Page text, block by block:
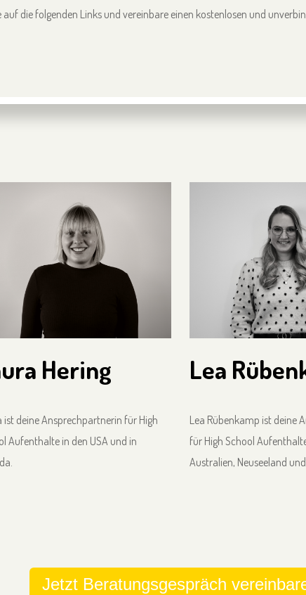
auf die folgenden Links und vereinbare einen kostenlosen und
Hering
ist deine Ansprechpartnerin für High
Aufenthalte in den USA und in
Lea
Lea Rübenkamp ist deine
für High School
Australien, Neuseeland
Jetzt Beratungsgespräch